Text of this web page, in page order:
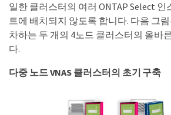
일한 클러스터의 여러 ONTAP Select
트에 배치되지 않도록 합니다. 다음 그
차하는 두 개의 4노드 클러스터의 올바
다.
다중 노드 VNAS 클러스터의 초기 구축